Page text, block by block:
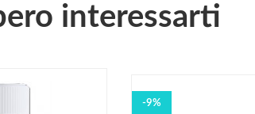
interessarti
-9%